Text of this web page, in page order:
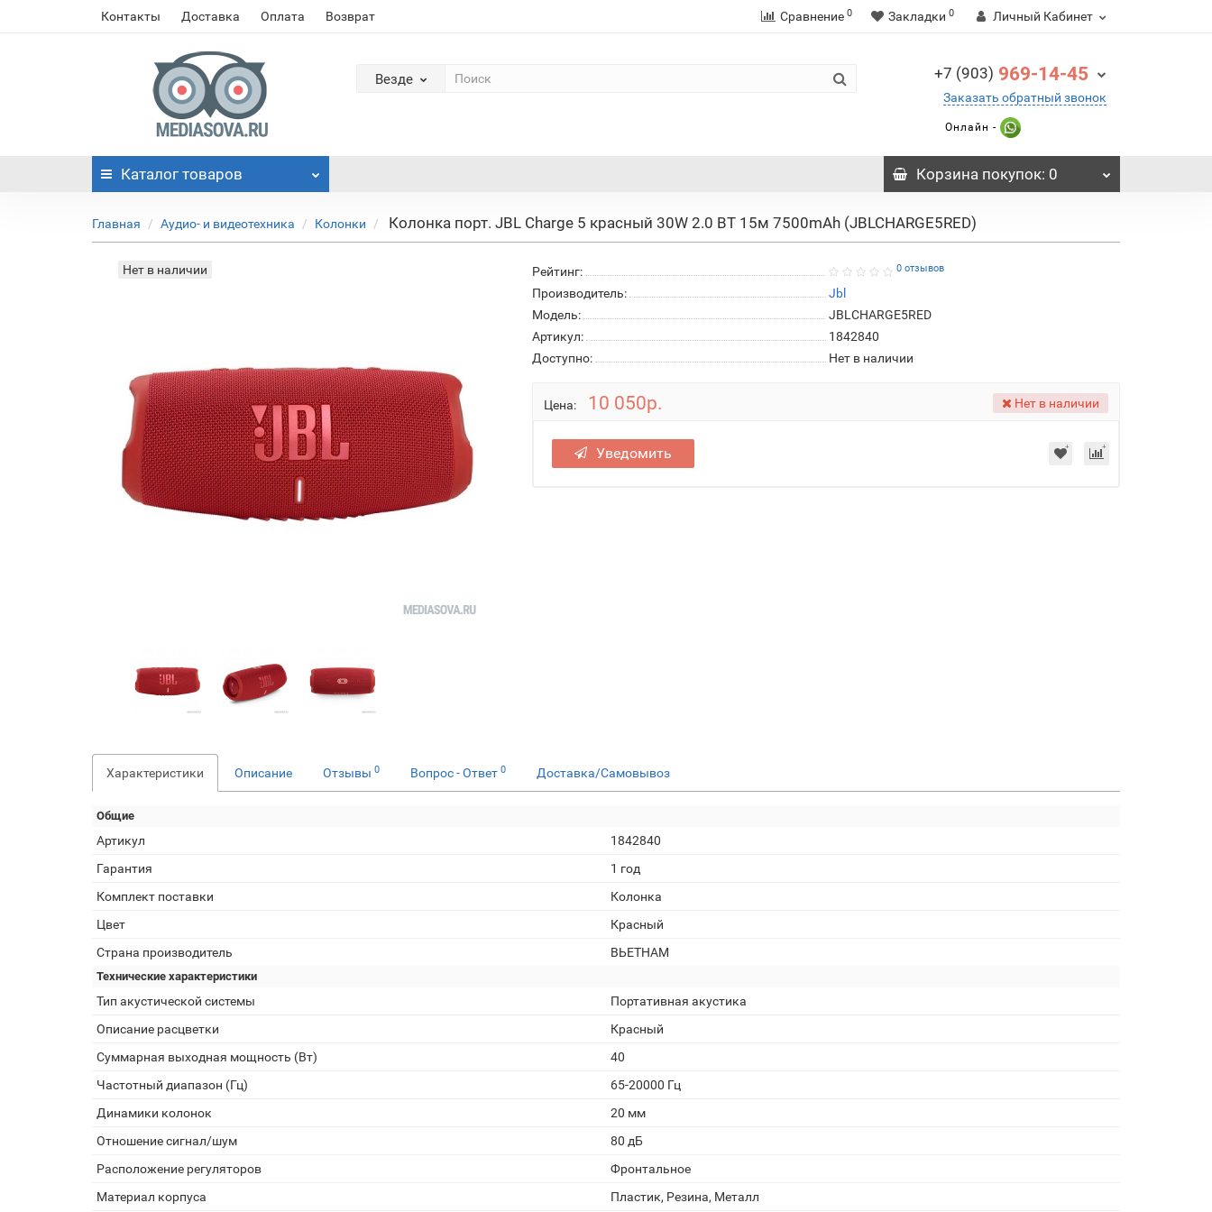
Контакты Доставка Оплата Возврат Сравнение 0 Закладки 0 Личный Кабинет
Везде +7 (903) 969-14-45
Заказать обратный звонок
Онлайн -
Каталог товаров Корзинапокупок: 0
Главная Аудио- и видеотехника Колонки Колонка порт. JBL Charge 5 красный 30W 2.0 BT 15м 7500mAh (JBLCHARGE5RED)
Нет в наличии Рейтинг: 0 отзывов
Производитель:
Jbl
Модель:
JBLCHARGE5RED
Артикул:
1842840
Доступно:
Нет в наличии
Цена: 10 050р. Нет в наличии
Уведомить
Характеристики Описание Отзывы 0 Вопрос - Ответ 0 Доставка/Самовывоз
Общие
Артикул
1842840
Гарантия
1 год
Комплект поставки
Колонка
Цвет
Красный
Страна производитель
ВЬЕТНАМ
Технические характеристики
Тип акустической системы
Портативная акустика
Описание расцветки
Красный
Суммарная выходная мощность (Вт)
40
Частотный диапазон (Гц)
65-20000 Гц
Динамики колонок
20 мм
Отношение сигнал/шум
80 дБ
Расположение регуляторов
Фронтальное
Материал корпуса
Пластик, Резина, Металл